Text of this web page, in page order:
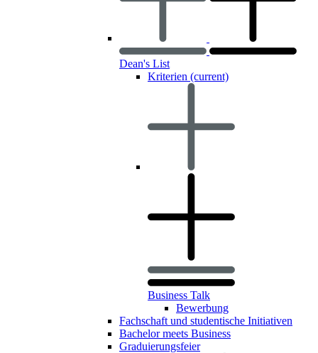
Dean's List
Kriterien (current)
Business Talk
Bewerbung
Fachschaft und studentische Initiativen
Bachelor meets Business
Graduierungsfeier